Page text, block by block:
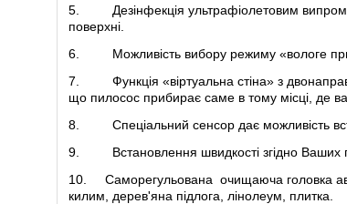
5.
Дезінфекція ультрафіолетовим
поверхні.
6.
Можливість вибору режиму «вологе
7.
Функція «віртуальна стіна» з
що пилосос прибирає саме в тому місці, де
8.
Спеціальний сенсор дає можливість
9.
Встановлення швидкості згідно Ваших
10.
Саморегульована очищаюча головка
килим, дерев'яна підлога, лінолеум, плитка.